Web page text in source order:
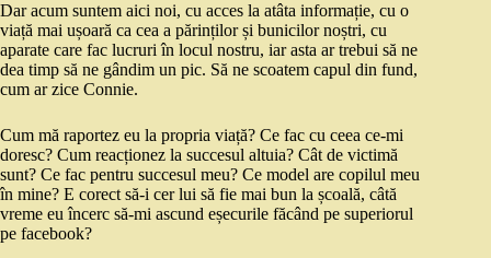
Dar acum suntem aici noi, cu acces la atâta informație, cu o
viață mai ușoară ca cea a părinților și bunicilor noștri, cu
aparate care fac lucruri în locul nostru, iar asta ar trebui să ne
dea timp să ne gândim un pic. Să ne scoatem capul din fund,
cum ar zice Connie.
Cum mă raportez eu la propria viață? Ce fac cu ceea ce-mi
doresc? Cum reacționez la succesul altuia? Cât de victimă
sunt? Ce fac pentru succesul meu? Ce model are copilul meu
în mine? E corect să-i cer lui să fie mai bun la școală, câtă
vreme eu încerc să-mi ascund eșecurile făcând pe superiorul
pe facebook?